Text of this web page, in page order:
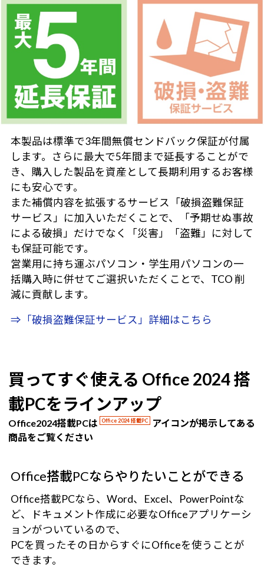
本製品は標準で3年間無償センドバック保証が付属
します。さらに最大で5年間まで延長することがで
き、購入した製品を資産として長期利用するお客様
にも安心です。
また補償内容を拡張するサービス「破損盗難保証
サービス」に加入いただくことで、「予期せぬ事故
による破損」だけでなく「災害」「盗難」に対して
も保証可能です。
営業用に持ち運ぶパソコン・学生用パソコンの一
括購入時に併せてご選択いただくことで、TCO 削
減に貢献します。
⇒「破損盗難保証サービス」詳細はこちら
買ってすぐ使える Office 2024 搭
載PCをラインアップ
Office2024搭載PCは Office 2024 搭載PC
アイコンが掲示してある
商品をご覧ください
Office搭載PCならやりたいことができる
Office搭載PCなら、Word、Excel、PowerPointな
ど、ドキュメント作成に必要なOfficeアプリケーシ
ョンがついているので、
PCを買ったその日からすぐにOfficeを使うことが
できます。